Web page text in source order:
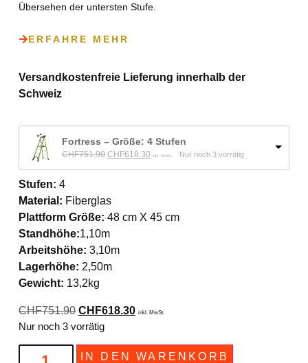
Übersehen der untersten Stufe.
ERFAHRE MEHR
Versandkostenfreie Lieferung innerhalb der
Schweiz
Fortress – Größe: 4 Stufen
CHF751.90 CHF618.30 inkl. MwSt. Nur noch 3 vorrätig
Stufen: 4
Material: Fiberglas
Plattform Größe: 48 cm X 45 cm
Standhöhe:1,10m
Arbeitshöhe: 3,10m
Lagerhöhe: 2,50m
Gewicht: 13,2kg
CHF751.90 CHF618.30 inkl. MwSt.
Nur noch 3 vorrätig
IN DEN WARENKORB